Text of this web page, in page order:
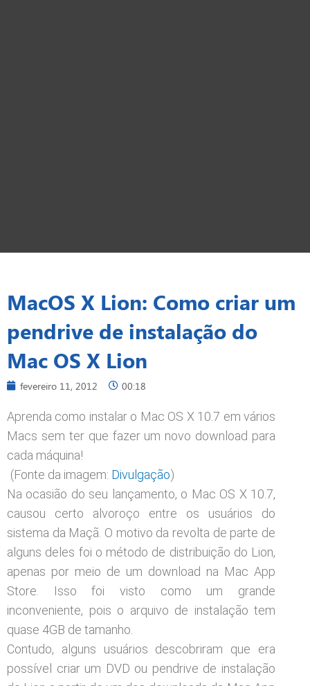
MacOS X Lion: Como criar um
pendrive de instalação do
Mac OS X Lion
fevereiro 11, 2012 00:18
Aprenda como instalar o Mac OS X 10.7 em vários
Macs sem ter que fazer um novo download para
cada máquina!
(Fonte da imagem: Divulgação)
Na ocasião do seu lançamento, o Mac OS X 10.7,
causou certo alvoroço entre os usuários do
sistema da Maçã. O motivo da revolta de parte de
alguns deles foi o método de distribuição do Lion,
apenas por meio de um download na Mac App
Store. Isso foi visto como um grande
inconveniente, pois o arquivo de instalação tem
quase 4GB de tamanho.
Contudo, alguns usuários descobriram que era
possível criar um DVD ou pendrive de instalação